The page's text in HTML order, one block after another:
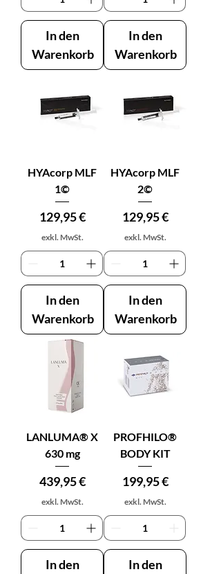
In den
Warenkorb
In den
Warenkorb
HYAcorp MLF
1©
Preis
129,95 €
exkl. MwSt.
In den
Warenkorb
HYAcorp MLF
2©
Preis
129,95 €
exkl. MwSt.
In den
Warenkorb
LANLUMA® X
630 mg
Preis
439,95 €
exkl. MwSt.
In den
PROFHILO®
BODY KIT
Preis
199,95 €
exkl. MwSt.
In den